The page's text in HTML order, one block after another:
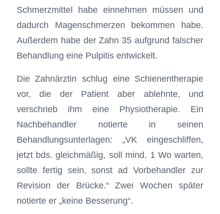
Schmerzmittel habe einnehmen müssen und
dadurch Magenschmerzen bekommen habe.
Außerdem habe der Zahn 35 aufgrund falscher
Behandlung eine Pulpitis entwickelt.
Die Zahnärztin schlug eine Schienentherapie
vor, die der Patient aber ablehnte, und
verschrieb ihm eine Physiotherapie. Ein
Nachbehandler notierte in seinen
Behandlungsunterlagen: „VK eingeschliffen,
jetzt bds. gleichmäßig, soll mind. 1 Wo warten,
sollte fertig sein, sonst ad Vorbehandler zur
Revision der Brücke.“ Zwei Wochen später
notierte er „keine Besserung“.